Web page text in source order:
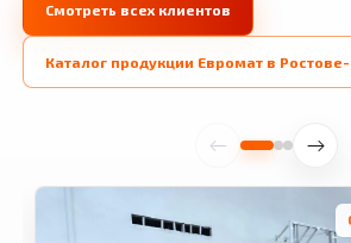
Смотреть всех клиентов
Каталог продукции Евромат в